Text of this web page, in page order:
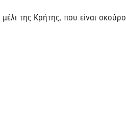
της Kρήτης, που είναι σκούρο